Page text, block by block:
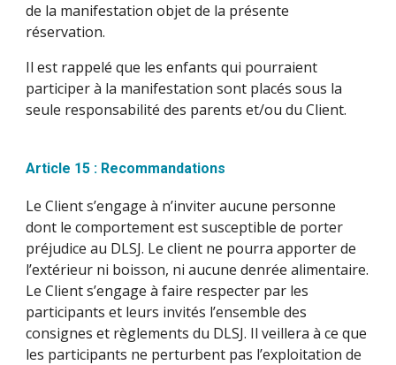
de la manifestation objet de la présente
réservation.
Il est rappelé que les enfants qui pourraient
participer à la manifestation sont placés sous la
seule responsabilité des parents et/ou du Client.
Article 15 : Recommandations
Le Client s’engage à n’inviter aucune personne
dont le comportement est susceptible de porter
préjudice au DLSJ. Le client ne pourra apporter de
l’extérieur ni boisson, ni aucune denrée alimentaire.
Le Client s’engage à faire respecter par les
participants et leurs invités l’ensemble des
consignes et règlements du DLSJ. Il veillera à ce que
les participants ne perturbent pas l’exploitation de